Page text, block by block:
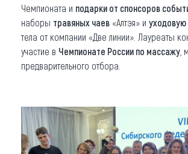
Чемпионата и подарки от спонсоров
наборы травяных чаев «Алтэя» и уходовую
тела от компании «Две линии». Лауреаты
участие в Чемпионате России по массажу ,
предварительного отбора.